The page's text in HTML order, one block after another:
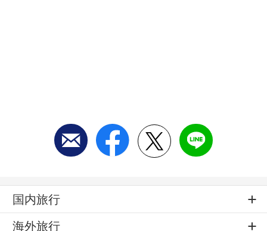
国内旅行
海外旅行